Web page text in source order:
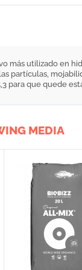
más utilizado en
partículas,
para que quede
MEDIA